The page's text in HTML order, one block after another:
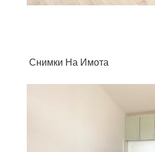
Снимки На Имота